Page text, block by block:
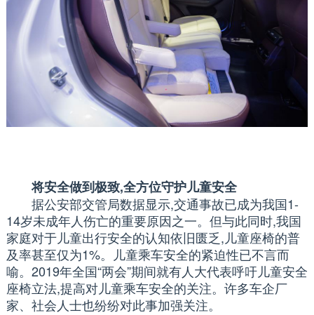
将安全做到极致,全方位守护儿童安全
据公安部交管局数据显示,交通事故已成为我国1-
14岁未成年人伤亡的重要原因之一。但与此同时,我国
家庭对于儿童出行安全的认知依旧匮乏,儿童座椅的普
及率甚至仅为1%。儿童乘车安全的紧迫性已不言而
喻。2019年全国“两会”期间就有人大代表呼吁儿童安全
座椅立法,提高对儿童乘车安全的关注。许多车企厂
家、社会人士也纷纷对此事加强关注。